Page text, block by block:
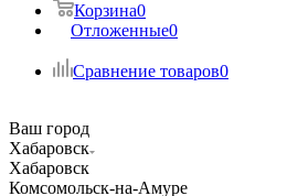
Корзина0
Отложенные0
Сравнение товаров0
Ваш город
Хабаровск
Хабаровск
Комсомольск-на-Амуре